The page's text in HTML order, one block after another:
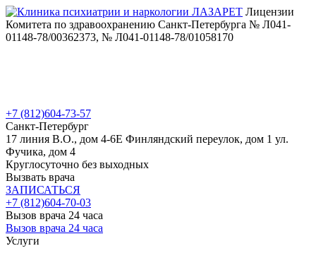
Лицензии
Комитета по здравоохранению Санкт-Петербурга № Л041-
01148-78/00362373, № Л041-01148-78/01058170
+7 (812)604-73-57
Санкт-Петербург
17 линия В.О., дом 4-6Е Финляндский переулок, дом 1 ул.
Фучика, дом 4
Круглосуточно без выходных
Вызвать врача
ЗАПИСАТЬСЯ
+7 (812)604-70-03
Вызов врача 24 часа
Вызов врача 24 часа
Услуги